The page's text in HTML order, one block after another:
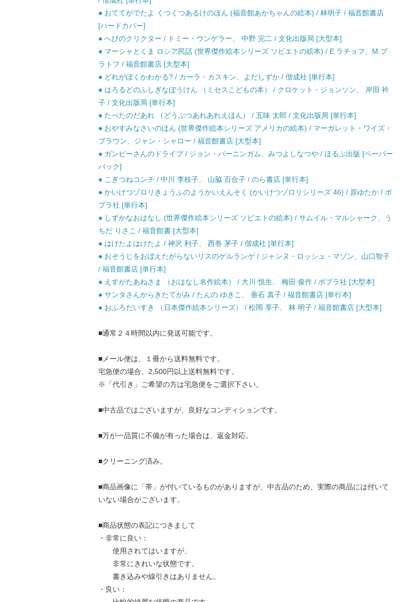
● おててがでたよ くつくつあるけのほん (福音館あかちゃんの絵本) / 林明子 / 福音館書店
[ハードカバー]
● へびのクリクター / トミー・ウンゲラー、 中野 完二 / 文化出版局 [大型本]
● マーシャとくま ロシア民話 (世界傑作絵本シリーズ ソビエトの絵本) / E.ラチョフ、M.ブ
ラトフ / 福音館書店 [大型本]
● どれがぼくかわかる? / カーラ・カスキン、よだしずか / 偕成社 [単行本]
● はろるどのふしぎなぼうけん （ミセスこどもの本） / クロケット・ジョンソン、 岸田 衿
子 / 文化出版局 [単行本]
● たべたのだあれ （どうぶつあれあれえほん） / 五味 太郎 / 文化出版局 [単行本]
● おやすみなさいのほん (世界傑作絵本シリーズ アメリカの絵本) / マーガレット・ワイズ・
ブラウン、ジャン・シャロー / 福音館書店 [大型本]
● ガンピーさんのドライブ / ジョン・バーニンガム、みつよしなつや / ほるぷ出版 [ペーパー
バック]
● こぎつねコンチ / 中川 李枝子、 山脇 百合子 / のら書店 [単行本]
● かいけつゾロリきょうふのようかいえんそく (かいけつゾロリシリーズ 46) / 原ゆたか / ポ
プラ社 [単行本]
● しずかなおはなし (世界傑作絵本シリーズ ソビエトの絵本) / サムイル・マルシャーク、う
ちだ りさこ / 福音館書 [大型本]
● はけたよはけたよ / 神沢 利子、 西巻 茅子 / 偕成社 [単行本]
● おそうじをおぼえたがらないリスのゲルランゲ / ジャンヌ・ロッシュ・マゾン、山口智子
/ 福音館書店 [単行本]
● えすがたあねさま （おはなし名作絵本） / 大川 悦生、 梅田 俊作 / ポプラ社 [大型本]
● サンタさんからきたてがみ / たんの ゆきこ、 垂石 真子 / 福音館書店 [単行本]
● おふろだいすき （日本傑作絵本シリーズ） / 松岡 享子、 林 明子 / 福音館書店 [大型本]
■通常２４時間以内に発送可能です。
■メール便は、１冊から送料無料です。
宅急便の場合、2,500円以上送料無料です。
※「代引き」ご希望の方は宅急便をご選択下さい。
■中古品ではございますが、良好なコンディションです。
■万が一品質に不備が有った場合は、返金対応。
■クリーニング済み。
■商品画像に「帯」が付いているものがありますが、中古品のため、実際の商品には付いて
いない場合がございます。
■商品状態の表記につきまして
・非常に良い：
使用されてはいますが、
非常にきれいな状態です。
書き込みや線引きはありません。
・良い：